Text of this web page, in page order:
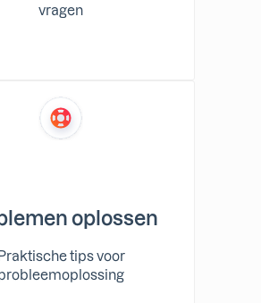
vragen
oplossen
tips voor